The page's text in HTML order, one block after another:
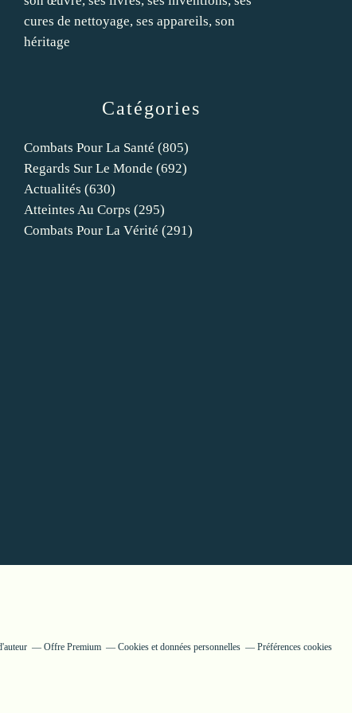
Catégories
Combats Pour La Santé (805)
Regards Sur Le Monde (692)
Actualités (630)
Atteintes Au Corps (295)
Combats Pour La Vérité (291)
cures de nettoyage, ses appareils, son
héritage
Offre Premium Cookies et données personnelles Préférences cookies